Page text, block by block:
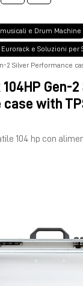
e Drum Machine
e Soluzioni per
2 Silver Performance
Gen-
with
104 hp con